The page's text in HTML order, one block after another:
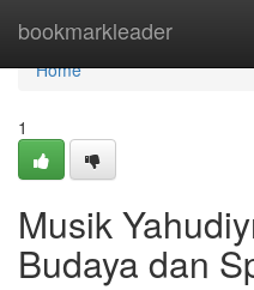
bookmarkleader
Home
Home
1
Musik
Budaya dan